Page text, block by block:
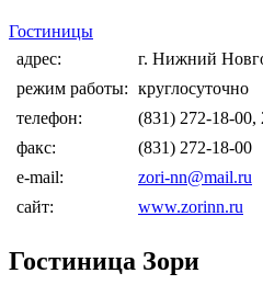
Гостиницы
адрес:
г. Нижний
режим работы: круглосуточно
телефон:
(831) 272-18-00,
факс:
(831) 272-18-00
e-mail:
zori-nn@mail.ru
сайт:
www.zorinn.ru
Гостиница Зори